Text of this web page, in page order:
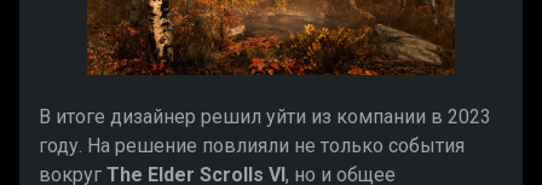
В итоге дизайнер решил уйти из компании в 2023
году. На решение повлияли не только события
вокруг The Elder Scrolls VI, но и общее